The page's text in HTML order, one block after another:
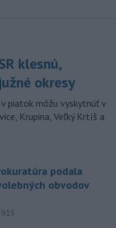
klesnú,
okresy
piatok môžu vyskytnúť v
Krupina, Veľký Krtíš a
podala
obvodov